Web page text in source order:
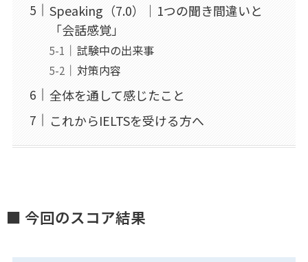
Speaking（7.0）｜1つの聞き間違いと
「会話感覚」
試験中の出来事
対策内容
全体を通して感じたこと
これからIELTSを受ける方へ
■ 今回のスコア結果